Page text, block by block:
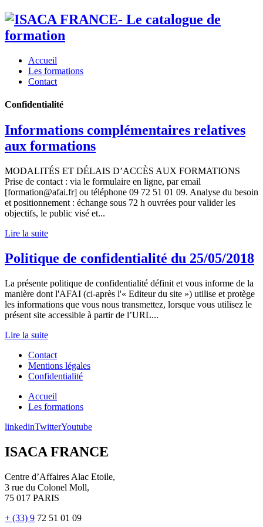
Accueil
Les formations
Contact
Confidentialité
Informations complémentaires relatives
aux formations
MODALITÉS ET DÉLAIS D’ACCÈS AUX FORMATIONS
Prise de contact : via le formulaire en ligne, par email
[formation@afai.fr] ou téléphone 09 72 51 01 09. Analyse du besoin
et positionnement : échange sous 72 h ouvrées pour valider les
objectifs, le public visé et...
Lire la suite
Politique de confidentialité du 25/05/2018
La présente politique de confidentialité définit et vous informe de la
manière dont l'AFAI (ci-après l'« Editeur du site ») utilise et protège
les informations que vous nous transmettez, lorsque vous utilisez le
présent site accessible à partir de l’URL...
Lire la suite
Contact
Mentions légales
Confidentialité
Accueil
Les formations
linkedinTwitterYoutube
ISACA FRANCE
Centre d’Affaires Alac Etoile,
3 rue du Colonel Moll,
75 017 PARIS
+ (33) 9 72 51 01 09